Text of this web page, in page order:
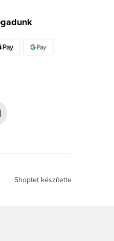
Shoptet készítette